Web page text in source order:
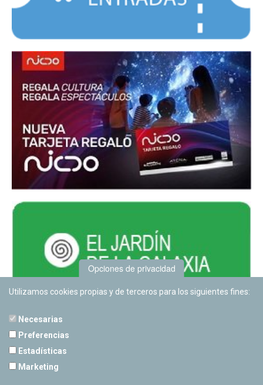
Opciones de privacidad
Utilizamos cookies propias y de terceros para los siguientes fines:
Necesarias
Preferencias
Estadísticas
Marketing